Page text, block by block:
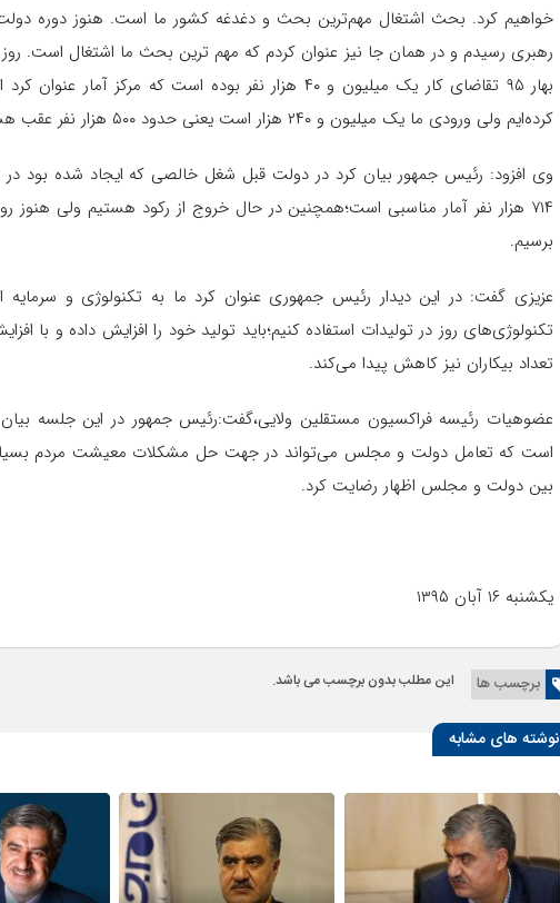
خواهیم کرد. بحث اشتغال مهم‌ترین بحث و دغدغه کشور ما است. هنوز دوره
رهبری رسیدم و در همان جا نیز عنوان کردم که مهم ترین بحث ما اشتغال است.
کرده‌ایم ولی ورودی ما یک میلیون و ۲۴۰ هزار است یعنی حدود ۵۰۰ هزار نفر عقب هستیم و این تعداد به آمار بیکاران اضافه می‌شود.
۷۱۴ هزار نفر آمار مناسبی است؛همچنین در حال خروج از رکود هستیم ولی هنوز
برسیم.
عزیزی گفت: در این دیدار رئیس جمهوری عنوان کرد ما به تکنولوژی و سرمایه
تکنولوژی‌های روز در تولیدات استفاده کنیم؛باید تولید خود را افزایش داده و با
تعداد بیکاران نیز کاهش پیدا می‌کند.
عضوهیات رئیسه فراکسیون مستقلین ولایی،گفت:رئیس جمهور در این جلسه
است که تعامل دولت و مجلس می‌تواند در جهت حل مشکلات معیشت مردم بسیار
بین دولت و مجلس اظهار رضایت کرد.
یکشنبه ۱۶ آبان ۱۳۹۵
برچسب ها این مطلب بدون برچسب می باشد.
نوشته های مشابه